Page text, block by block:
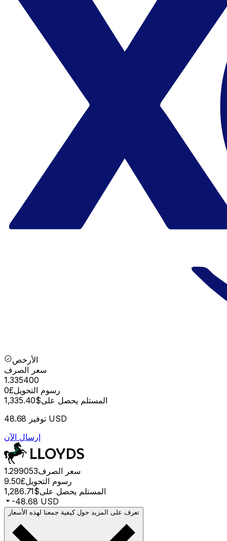
الأرخص
سعر الصرف
1.335400
رسوم التحويل£0
المستلم يحصل على$1,335.40
توفير 48.68 USD
إرسال الآن
سعر الصرف1.299053
رسوم التحويل£9.50
المستلم يحصل على$1,286.71
-48.68 USD
تعرف على المزيد حول كيفية جمعنا لهذه الأسعار